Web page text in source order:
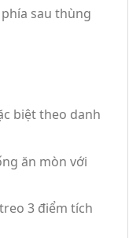
sau thùng
biệt theo danh
ăn mòn với
3 điểm tích